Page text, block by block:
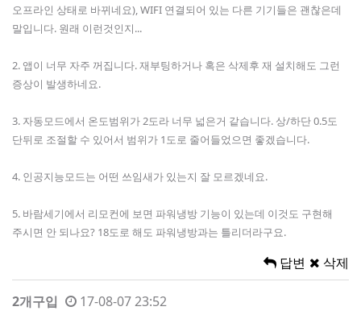
오프라인 상태로 바뀌네요), WIFI 연결되어 있는 다른 기기들은 괜찮은데
말입니다. 원래 이런것인지...
2. 앱이 너무 자주 꺼집니다. 재부팅하거나 혹은 삭제후 재 설치해도 그런
증상이 발생하네요.
3. 자동모드에서 온도범위가 2도라 너무 넓은거 같습니다. 상/하단 0.5도
단뒤로 조절할 수 있어서 범위가 1도로 줄어들었으면 좋겠습니다.
4. 인공지능모드는 어떤 쓰임새가 있는지 잘 모르겠네요.
5. 바람세기에서 리모컨에 보면 파워냉방 기능이 있는데 이것도 구현해
주시면 안 되나요? 18도로 해도 파워냉방과는 틀리더라구요.
답변 삭제
2개구입 17-08-07 23:52